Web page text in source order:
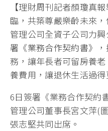
【理財周刊記者顏瓊真
臨，共築尊嚴樂齡未來
管理公司全資子公司力
署 《業務合作契約書》
務，讓年長者可留房養
養費用，讓退休生活過得
6日簽署《業務合作契約
管理公司董事長宮文萍(
張志堅共同出席。